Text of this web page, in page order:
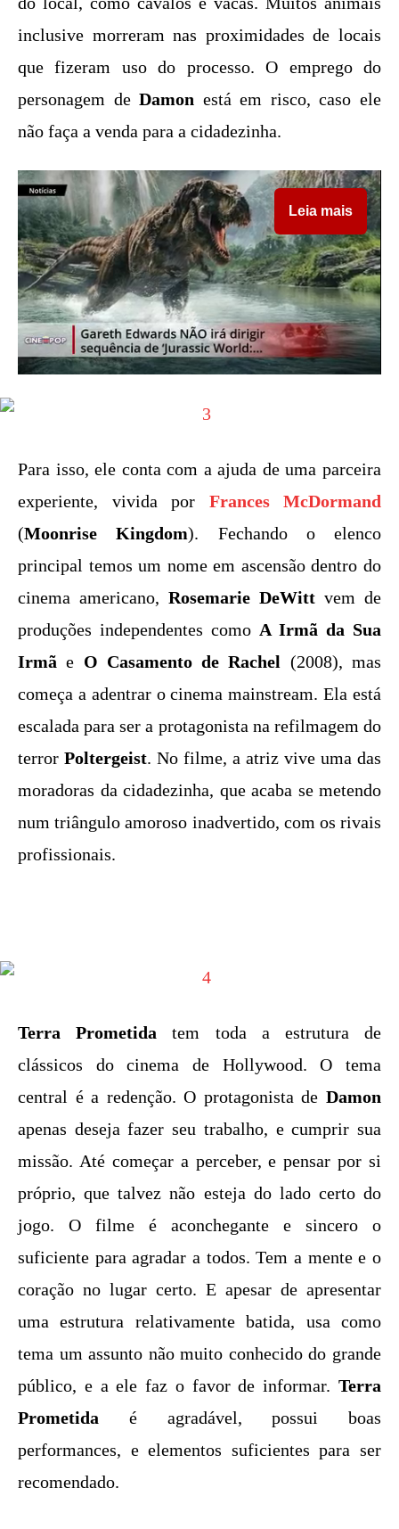
inclusive morreram nas proximidades de locais
que fizeram uso do processo. O emprego do
personagem deDamon está em risco, caso ele
não faça a venda para a cidadezinha.
Leia mais
Para isso, ele conta com a ajuda de uma parceira
experiente, vivida por Frances McDormand
(Moonrise Kingdom). Fechando o elenco
principal temos um nome em ascensão dentro do
cinema americano, Rosemarie DeWitt vem de
produções independentes como A Irmã da Sua
Irmã e O Casamento de Rachel (2008), mas
começa a adentrar o cinema mainstream. Ela está
escalada para ser a protagonista na refilmagem do
terror Poltergeist. No filme, a atriz vive uma das
moradoras da cidadezinha, que acaba se metendo
num triângulo amoroso inadvertido, com os rivais
profissionais.
Terra Prometida tem toda a estrutura de
clássicos do cinema de Hollywood. O tema
central é a redenção. O protagonista de Damon
apenas deseja fazer seu trabalho, e cumprir sua
missão. Até começar a perceber, e pensar por si
próprio, que talvez não esteja do lado certo do
jogo. O filme é aconchegante e sincero o
suficiente para agradar a todos. Tem a mente e o
coração no lugar certo. E apesar de apresentar
uma estrutura relativamente batida, usa como
tema um assunto não muito conhecido do grande
público, e a ele faz o favor de informar. Terra
Prometida é agradável, possui boas
performances, e elementos suficientes para ser
recomendado.